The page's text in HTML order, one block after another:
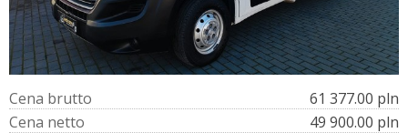
Cena brutto
61 377.00 pln
Cena netto
49 900.00 pln